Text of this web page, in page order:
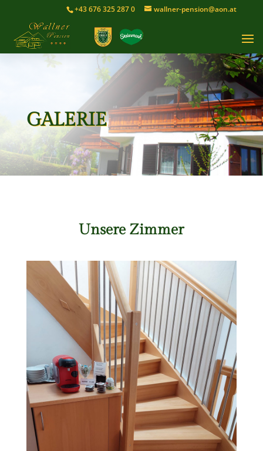
+43 676 325 287 0 wallner-pension@aon.at
GALERIE
Unsere Zimmer